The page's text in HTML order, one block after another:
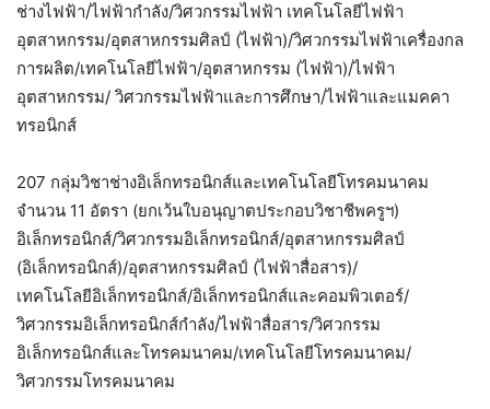
ช่างไฟฟ้า/ไฟฟ้ากำลัง/วิศวกรรมไฟฟ้า เทคโนโลยีไฟฟ้า
อุตสาหกรรม/อุตสาหกรรมศิลป์ (ไฟฟ้า)/วิศวกรรมไฟฟ้าเครื่องกล
การผลิต/เทคโนโลยีไฟฟ้า/อุตสาหกรรม (ไฟฟ้า)/ไฟฟ้า
อุตสาหกรรม/ วิศวกรรมไฟฟ้าและการศึกษา/ไฟฟ้าและแมคคา
ทรอนิกส์
207 กลุ่มวิชาช่างอิเล็กทรอนิกส์และเทคโนโลยีโทรคมนาคม
จำนวน 11 อัตรา (ยกเว้นใบอนุญาตประกอบวิชาชีพครูฯ)
อิเล็กทรอนิกส์/วิศวกรรมอิเล็กทรอนิกส์/อุตสาหกรรมศิลป์
(อิเล็กทรอนิกส์)/อุตสาหกรรมศิลป์ (ไฟฟ้าสื่อสาร)/
เทคโนโลยีอิเล็กทรอนิกส์/อิเล็กทรอนิกส์และคอมพิวเตอร์/
วิศวกรรมอิเล็กทรอนิกส์กำลัง/ไฟฟ้าสื่อสาร/วิศวกรรม
อิเล็กทรอนิกส์และโทรคมนาคม/เทคโนโลยีโทรคมนาคม/
วิศวกรรมโทรคมนาคม